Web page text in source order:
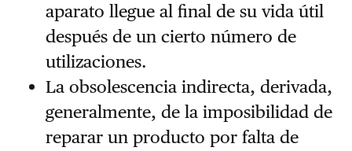
aparato llegue al final de su vida útil
después de un cierto número de
utilizaciones.
La obsolescencia indirecta, derivada,
generalmente, de la imposibilidad de
reparar un producto por falta de